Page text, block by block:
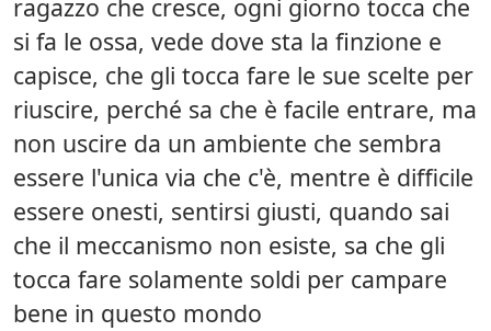
ragazzo che cresce, ogni giorno tocca che
si fa le ossa, vede dove sta la finzione e
capisce, che gli tocca fare le sue scelte per
riuscire, perché sa che è facile entrare, ma
non uscire da un ambiente che sembra
essere l'unica via che c'è, mentre è difficile
essere onesti, sentirsi giusti, quando sai
che il meccanismo non esiste, sa che gli
tocca fare solamente soldi per campare
bene in questo mondo